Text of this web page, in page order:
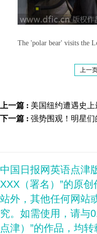
The 'polar bear' visits the
上一
上一篇 : 美国纽约遭遇史
下一篇 : 强势围观！明星
中国日报网英语点津
XXX（署名）”的原
站外，其他任何网站
究。如需使用，请与
点津）”的作品，均